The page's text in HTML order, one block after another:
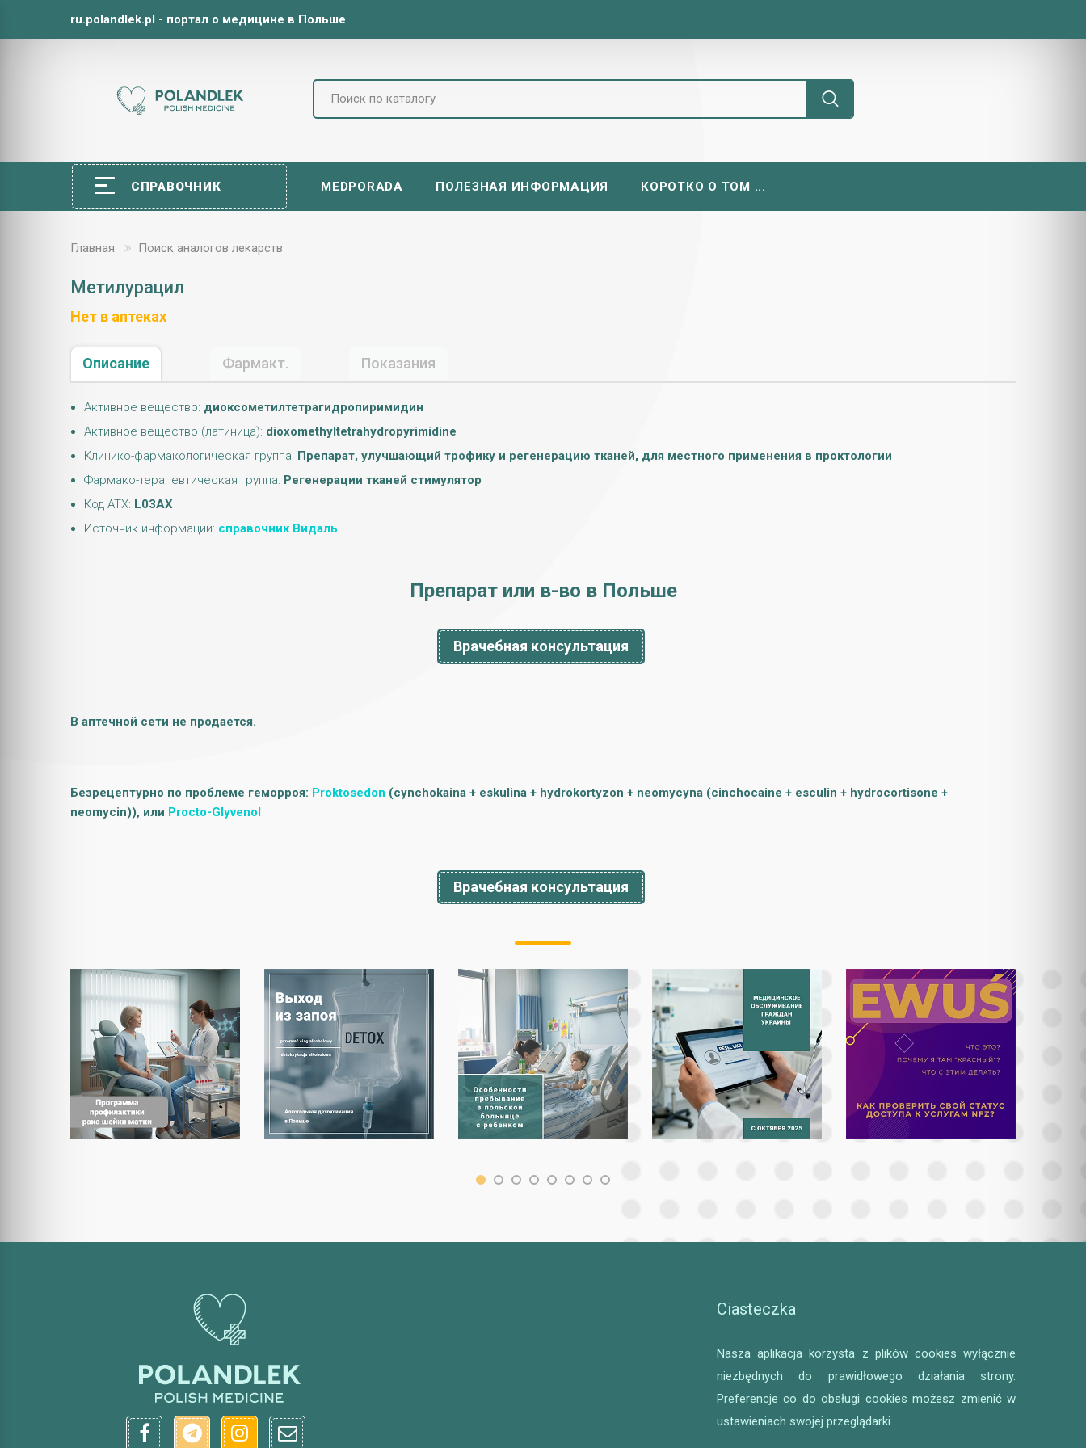
ru.polandlek.pl - портал о медицине в Польше
СПРАВОЧНИК MEDPORADA ПОЛЕЗНАЯ ИНФОРМАЦИЯ КОРОТКО О ТОМ ...
Главная Поиск аналогов лекарств
Метилурацил
Нет в аптеках
Описание Фармакт. Показания
Активное вещество: диоксометилтетрагидропиримидин
Активное вещество (латиница): dioxomethyltetrahydropyrimidine
Клинико-фармакологическая группа: Препарат, улучшающий трофику и регенерацию тканей, для местного применения в проктологии
Фармако-терапевтическая группа: Регенерации тканей стимулятор
Код АТХ: L03AX
Источник информации: справочник Видаль
Препарат или в-во в Польше
Врачебная консультация
В аптечной сети не продается.
Безрецептурно по проблеме геморроя: Proktosedon (cynchokaina + eskulina + hydrokortyzon + neomycyna (cinchocaine + esculin + hydrocortisone +
neomycin)), или Procto-Glyvenol
Врачебная консультация
Ciasteczka
Nasza aplikacja korzysta z plików cookies wyłącznie
niezbędnych do prawidłowego działania strony.
Preferencje co do obsługi cookies możesz zmienić w
ustawieniach swojej przeglądarki.